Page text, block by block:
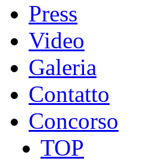
Press
Video
Galeria
Contatto
Concorso
TOP